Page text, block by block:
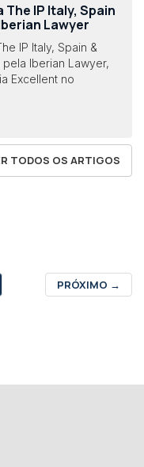
The IP Italy, Spain
Lawyer
IP Italy, Spain &
Iberian Lawyer,
Excellent no
TODOS OS ARTIGOS
PRÓXIMO →